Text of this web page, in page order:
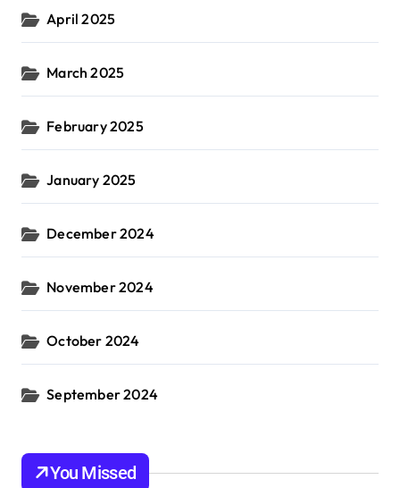
April 2025
March 2025
February 2025
January 2025
December 2024
November 2024
October 2024
September 2024
You Missed